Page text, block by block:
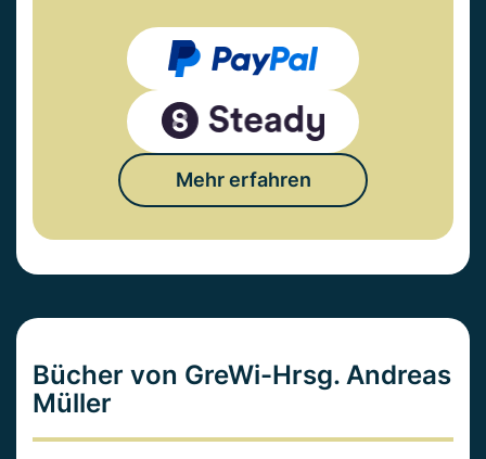
Mehr erfahren
Bücher von GreWi-Hrsg. Andreas
Müller